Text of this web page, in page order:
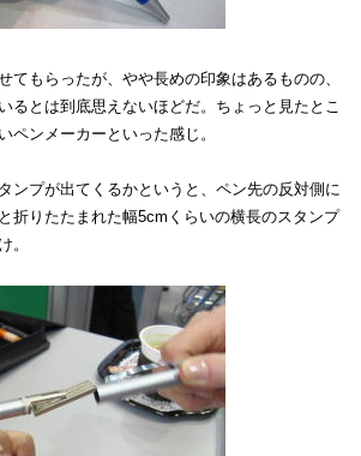
てもらったが、やや長めの印象はあるものの、
るとは到底思えないほどだ。ちょっと見たとこ
ペンメーカーといった感じ。
ンプが出てくるかというと、ペン先の反対側に
折りたたまれた幅5cmくらいの横長のスタンプ
。